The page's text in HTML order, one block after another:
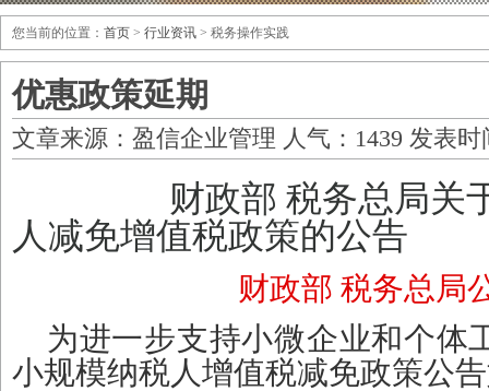
您当前的位置： 首页 > 行业资讯 > 税务操作实践
优惠政策延期
文章来源： 盈信企业管理 人气：1439 发表时
财政部 税务总局关
人减免增值税政策的公告
财政部 税务总局
为进一步支持小微企业和个体
小规模纳税人增值税减免政策公